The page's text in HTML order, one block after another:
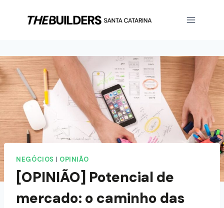
NEGÓCIOS | OPINIÃO
[OPINIÃO] Potencial de
mercado: o caminho das